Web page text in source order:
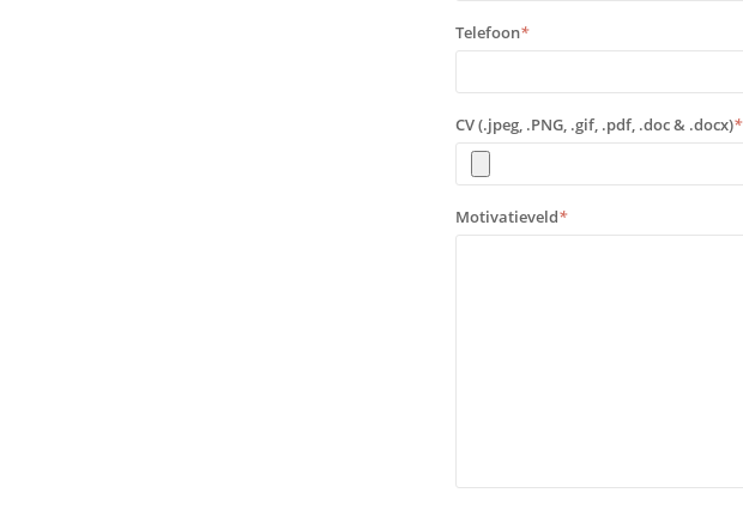
Telefoon*
CV (.jpeg, .PNG, .gif, .pdf, .doc & .docx)*
Motivatieveld*